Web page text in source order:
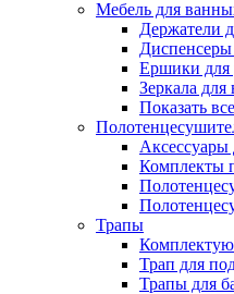
Мебель для
Держатели
Диспенсеры
Ершики для
Зеркала для
Показать все
Аксессуары
Комплекты
Трапы
Трап для
Трапы для